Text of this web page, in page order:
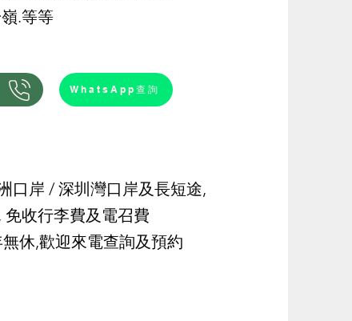
.等等
WhatsApp查詢
口岸 /深圳灣口岸及長短途,
收行李費及電召費
休,歡迎來電查詢及預約